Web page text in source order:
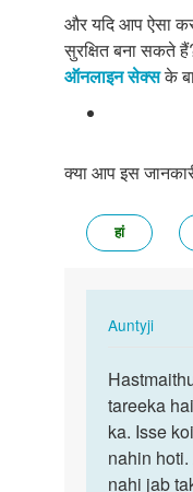
और यदि आप ऐसा
सुरक्षित बना सकते
ऑनलाइन सेक्सके
क्या आप इस
हां
AuntyjiIn
to
Kya
karna
Hastmaithun
ek
safe
…
tareeka
ka. Isse
nahin
nahi jab